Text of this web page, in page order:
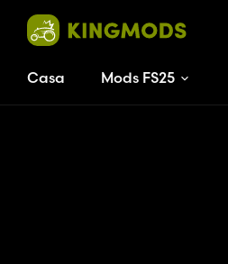
Casa Mods FS25